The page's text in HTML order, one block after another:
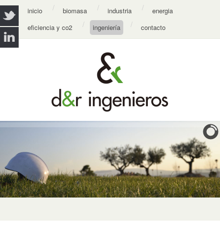
inicio biomasa industria
energia
eficiencia y co2
ingeniería contacto